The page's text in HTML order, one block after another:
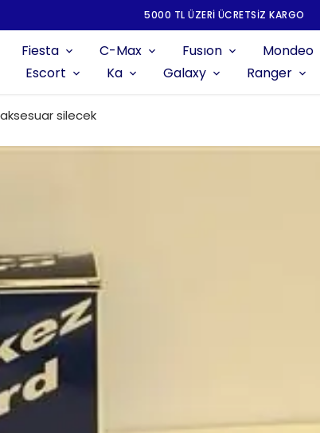
5000 TL ÜZERI ÜCRETSIZ KARGO
Fiesta C-Max Fusıon Mondeo
Escort Ka Galaxy Ranger
silecek